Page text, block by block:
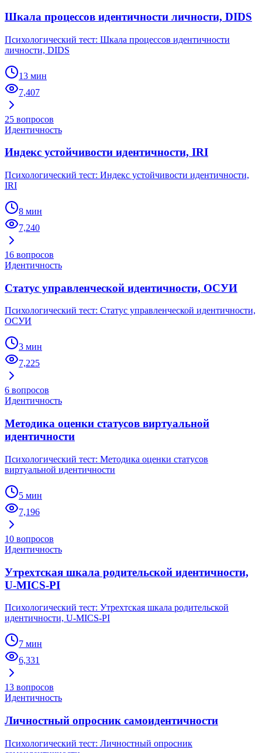
Шкала процессов идентичности личности, DIDS
Психологический тест: Шкала процессов идентичности
личности, DIDS
13 мин
7,407
25 вопросов
Идентичность
Индекс устойчивости идентичности, IRI
Психологический тест: Индекс устойчивости идентичности,
IRI
8 мин
7,240
16 вопросов
Идентичность
Статус управленческой идентичности, ОСУИ
Психологический тест: Статус управленческой идентичности,
ОСУИ
3 мин
7,225
6 вопросов
Идентичность
Методика оценки статусов виртуальной
идентичности
Психологический тест: Методика оценки статусов
виртуальной идентичности
5 мин
7,196
10 вопросов
Идентичность
Утрехтская шкала родительской идентичности,
U-MICS-PI
Психологический тест: Утрехтская шкала родительской
идентичности, U-MICS-PI
7 мин
6,331
13 вопросов
Идентичность
Личностный опросник самоидентичности
Психологический тест: Личностный опросник